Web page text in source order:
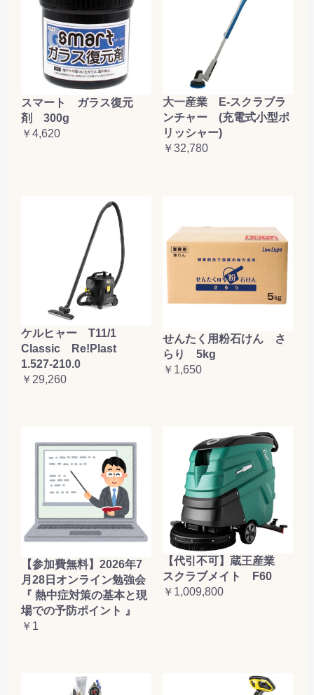
スマート ガラス復元
剤 300g
￥4,620
大一産業 E-スクラブラ
ンチャー (充電式小型ポ
リッシャー)
￥32,780
ケルヒャー T11/1
Classic Re!Plast
1.527-210.0
￥29,260
せんたく用粉石けん さ
らり 5kg
￥1,650
【参加費無料】2026年7
月28日オンライン勉強会
『 熱中症対策の基本と現
場での予防ポイント 』
￥1
【代引不可】蔵王産業
スクラブメイト F60
￥1,009,800